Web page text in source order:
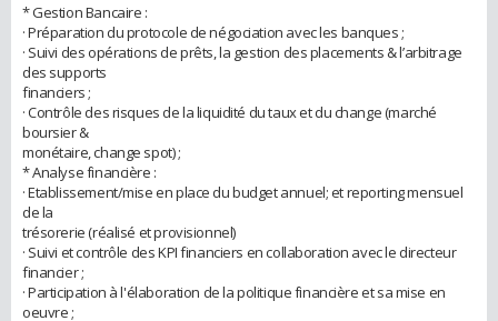
* Gestion Bancaire :
· Préparation du protocole de négociation avec les banques ;
· Suivi des opérations de prêts, la gestion des placements & l’arbitrage
des supports
financiers ;
· Contrôle des risques de la liquidité du taux et du change (marché
boursier &
monétaire, change spot) ;
* Analyse financière :
· Etablissement/mise en place du budget annuel; et reporting mensuel
de la
trésorerie (réalisé et provisionnel)
· Suivi et contrôle des KPI financiers en collaboration avec le directeur
financier ;
· Participation à l'élaboration de la politique financière et sa mise en
oeuvre ;